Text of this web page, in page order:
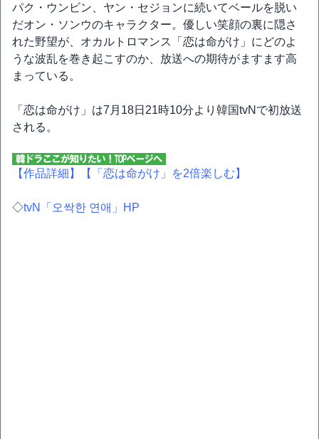
パク・ウンビン、ヤン・セジョンに続いてベールを脱い
だオン・ソンウのキャラクター。優しい笑顔の裏に隠さ
れた野望が、オカルトロマンス「恋は命がけ」にどのよ
うな波乱を巻き起こすのか、放送への期待がますます高
まっている。
「恋は命がけ」は7月18日21時10分より韓国tvNで初放送
される。
【作品詳細】 【「恋は命がけ」を2倍楽しむ】
◇tvN「오싹한 연애」HP